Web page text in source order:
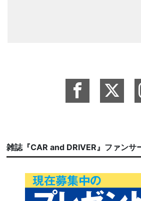
雑誌『CAR and DRIVER』ファンサ